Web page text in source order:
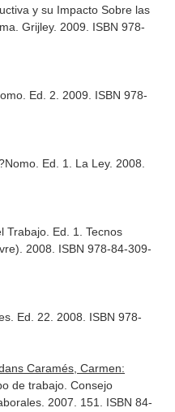
y su Impacto Sobre las
Grijley. 2009. ISBN 978-
Ed. 2. 2009. ISBN 978-
Ed. 1. La Ley. 2008.
Trabajo. Ed. 1. Tecnos
2008. ISBN 978-84-309-
Ed. 22. 2008. ISBN 978-
Caramés, Carmen:
de trabajo. Consejo
2007. 151. ISBN 84-